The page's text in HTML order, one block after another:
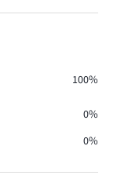
100%
0%
0%